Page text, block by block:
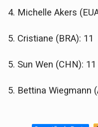
4. Michelle Akers
5. Cristiane (BRA): 11
5. Sun Wen (CHN): 11
5. Bettina Wiegmann